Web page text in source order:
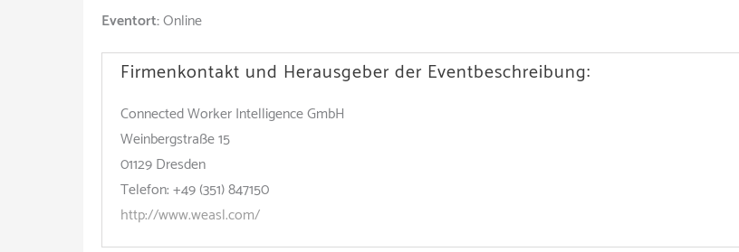
Eventort:Online
Firmenkontakt und Herausgeber der Eventbeschreibung:
Connected Worker Intelligence GmbH
Weinbergstraße 15
01129 Dresden
Telefon: +49 (351) 847150
http://www.weasl.com/